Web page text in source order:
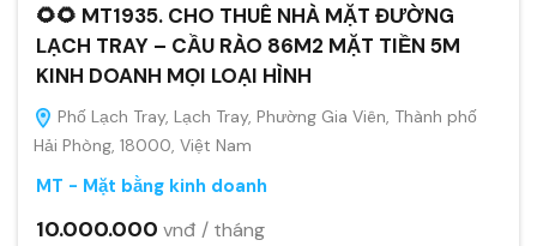
🌻🌻 MT1935. CHO THUÊ NHÀ MẶT ĐƯỜNG
LẠCH TRAY – CẦU RÀO 86M2 MẶT TIỀN 5M
KINH DOANH MỌI LOẠI HÌNH
Phố Lạch Tray, Lạch Tray, Phường Gia Viên, Thành phố
Hải Phòng, 18000, Việt Nam
MT - Mặt bằng kinh doanh
10.000.000 vnđ / tháng